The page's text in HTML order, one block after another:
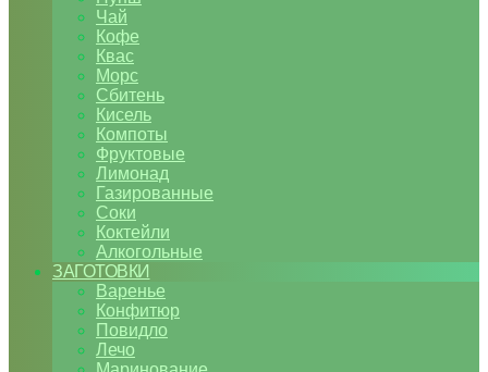
Чай
Кофе
Квас
Морс
Сбитень
Кисель
Компоты
Фруктовые
Лимонад
Газированные
Соки
Коктейли
Алкогольные
ЗАГОТОВКИ
Варенье
Конфитюр
Повидло
Лечо